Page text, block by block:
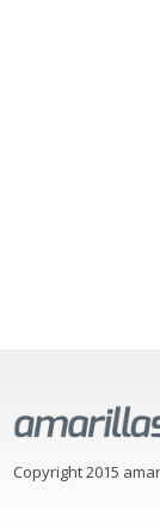
Copyright 2015